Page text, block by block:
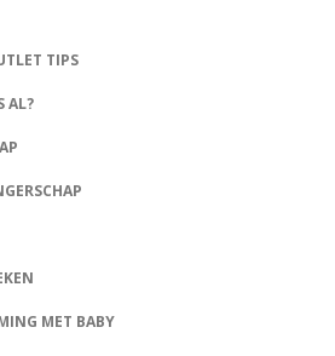
TIPS
AL?
MET BABY